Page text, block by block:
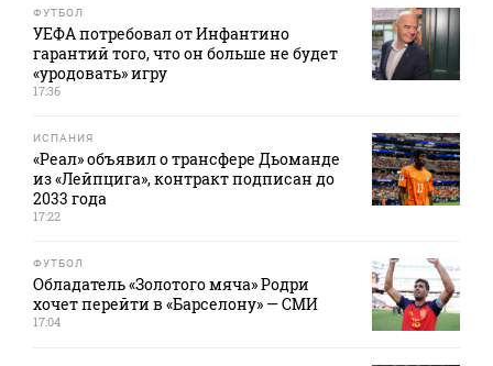
ФУТБОЛ
УЕФА потребовал от Инфантино
гарантий того, что он больше не будет
«уродовать» игру
17:36
ИСПАНИЯ
«Реал» объявил о трансфере Дьоманде
из «Лейпцига», контракт подписан до
2033 года
17:22
ФУТБОЛ
Обладатель «Золотого мяча» Родри
хочет перейти в «Барселону» — СМИ
17:04